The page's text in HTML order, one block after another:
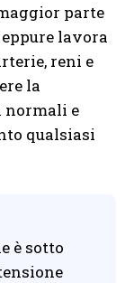
parte
lavora
reni e
la
normali e
qualsiasi
è sotto